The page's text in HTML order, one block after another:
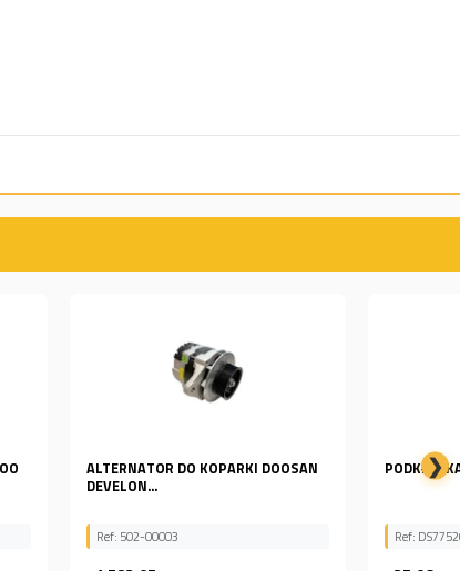
DOOSAN
PODKŁADKA DOOSAN DS7752031 ❯